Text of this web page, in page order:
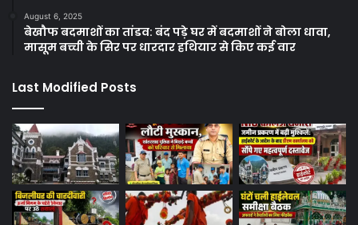
August 6, 2025
बेखौफ बदमाशों का तांडव: बंद पड़े घर में बदमाशों ने बोला धावा,
मासूम बच्ची के सिर पर धारदार हथियार से किए कई वार
Last Modified Posts